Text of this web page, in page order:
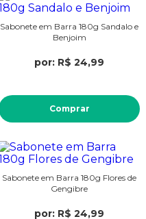
Sabonete em Barra 180g Sandalo e
Benjoim
por: R$ 24,99
Comprar
Sabonete em Barra 180g Flores de
Gengibre
por: R$ 24,99